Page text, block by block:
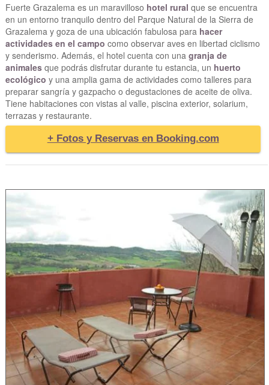
Fuerte Grazalema es un maravilloso hotel rural que se encuentra
en un entorno tranquilo dentro del Parque Natural de la Sierra de
Grazalema y goza de una ubicación fabulosa para hacer
actividades en el campo como observar aves en libertad ciclismo
y senderismo. Además, el hotel cuenta con una granja de
animalesque podrás disfrutar durante tu estancia, un huerto
ecológico y una amplia gama de actividades como talleres para
preparar sangría y gazpacho o degustaciones de aceite de oliva.
Tiene habitaciones con vistas al valle, piscina exterior, solarium,
terrazas y restaurante.
+ Fotos y Reservas en Booking.com